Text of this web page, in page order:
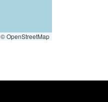
© OpenStreetMap